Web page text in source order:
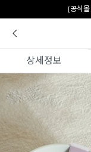
카카
상세정보